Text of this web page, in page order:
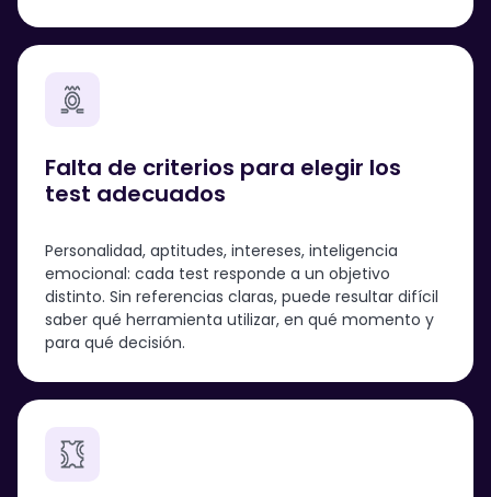
Falta de criterios para elegir los
test adecuados
Personalidad, aptitudes, intereses, inteligencia
emocional: cada test responde a un objetivo
distinto. Sin referencias claras, puede resultar difícil
saber qué herramienta utilizar, en qué momento y
para qué decisión.